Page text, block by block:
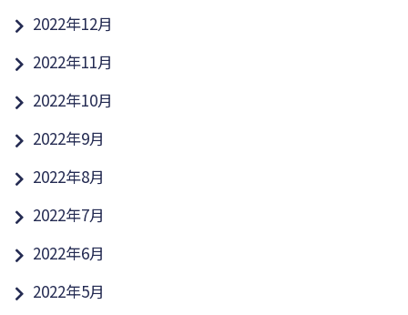
2022年12月
2022年11月
2022年10月
2022年9月
2022年8月
2022年7月
2022年6月
2022年5月